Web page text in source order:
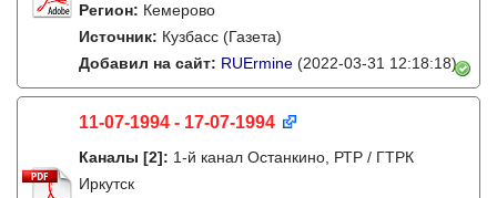
Регион: Кемерово
Источник: Кузбасс (Газета)
Добавил на сайт: RUErmine (2022-03-31 12:18:18)
11-07-1994 - 17-07-1994
Каналы [2]: 1-й канал Останкино, РТР / ГТРК
Иркутск